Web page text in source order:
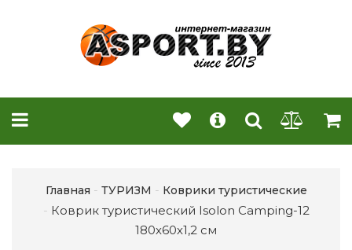
Главная ТУРИЗМ Коврики туристические
Коврик туристический Isolon Camping-12
180х60х1,2 см